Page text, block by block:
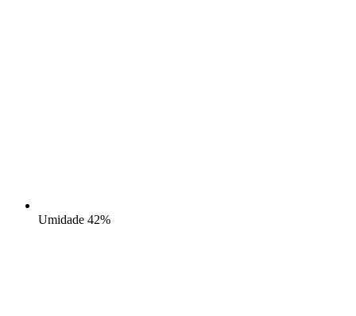
Umidade 42%